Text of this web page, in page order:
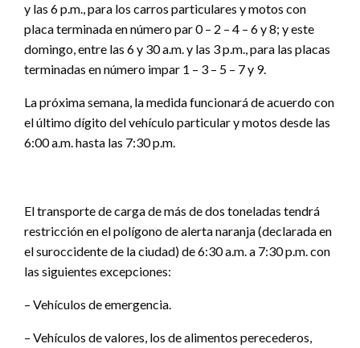
y las 6 p.m., para los carros particulares y motos con
placa terminada en número par 0 – 2 – 4 – 6 y 8; y este
domingo, entre las 6 y 30 a.m. y las 3 p.m., para las placas
terminadas en número impar 1 – 3 – 5 – 7 y 9.
La próxima semana, la medida funcionará de acuerdo con
el último dígito del vehículo particular y motos desde las
6:00 a.m. hasta las 7:30 p.m.
El transporte de carga de más de dos toneladas tendrá
restricción en el polígono de alerta naranja (declarada en
el suroccidente de la ciudad) de 6:30 a.m. a 7:30 p.m. con
las siguientes excepciones:
– Vehículos de emergencia.
– Vehículos de valores, los de alimentos perecederos,